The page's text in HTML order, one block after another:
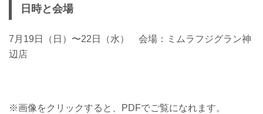
日時と会場
7月19日（日）〜22日（水） 会場：ミムラフジグラン神
辺店
※画像をクリックすると、PDFでご覧になれます。